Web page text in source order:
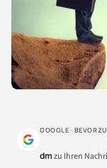
GOOGLE ·
dmzu Ihren